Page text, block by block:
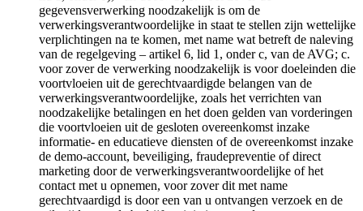
gegevensverwerking noodzakelijk is om de
verwerkingsverantwoordelijke in staat te stellen zijn wettelijke
verplichtingen na te komen, met name wat betreft de naleving
van de regelgeving – artikel 6, lid 1, onder c, van de AVG; c.
voor zover de verwerking noodzakelijk is voor doeleinden die
voortvloeien uit de gerechtvaardigde belangen van de
verwerkingsverantwoordelijke, zoals het verrichten van
noodzakelijke betalingen en het doen gelden van vorderingen
die voortvloeien uit de gesloten overeenkomst inzake
informatie- en educatieve diensten of de overeenkomst inzake
de demo-account, beveiliging, fraudepreventie of direct
marketing door de verwerkingsverantwoordelijke of het
contact met u opnemen, voor zover dit met name
gerechtvaardigd is door een van u ontvangen verzoek en de